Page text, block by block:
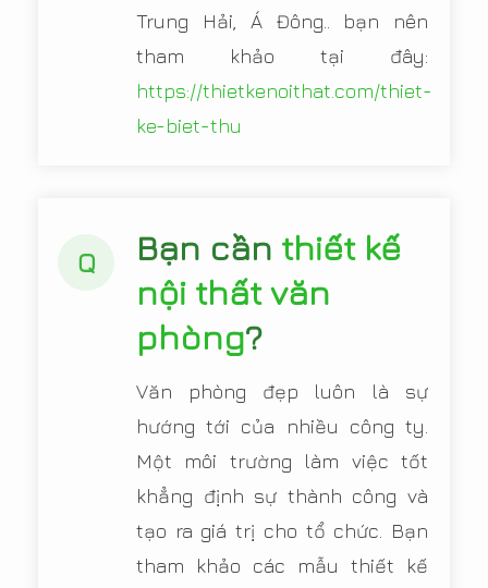
Trung Hải, Á Đông.. bạn nên
tham khảo tại đây:
https://thietkenoithat.com/thiet-
ke-biet-thu
Q Bạn cần thiết kế
nội thất văn
phòng?
Văn phòng đẹp luôn là sự
hướng tới của nhiều công ty.
Một môi trường làm việc tốt
khẳng định sự thành công và
tạo ra giá trị cho tổ chức. Bạn
tham khảo các mẫu thiết kế